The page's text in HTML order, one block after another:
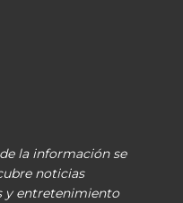
la información se
noticias
y entretenimiento